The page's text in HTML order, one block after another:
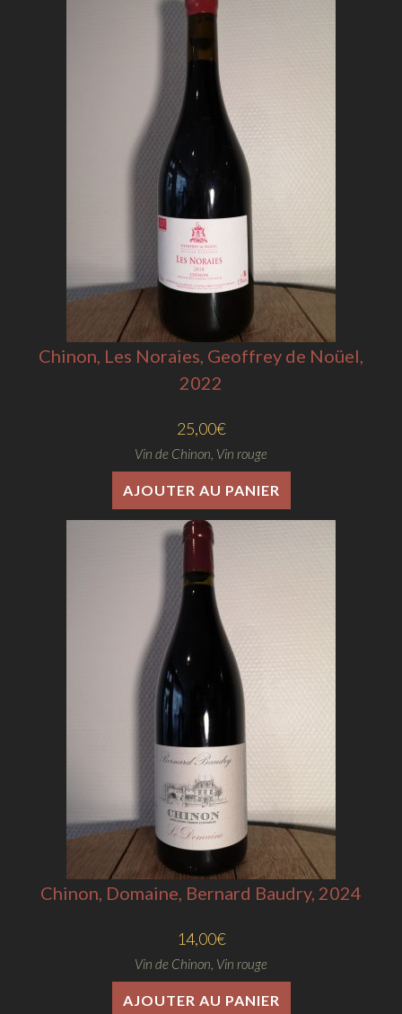
Chinon, Les Noraies, Geoffrey de Noüel,
2022
25,00€
Vin de Chinon Vin rouge
AJOUTER AU PANIER
Chinon, Domaine, Bernard Baudry, 2024
14,00€
Vin de Chinon, Vin rouge
AJOUTER AU PANIER